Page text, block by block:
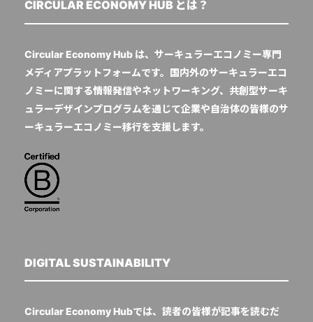
CIRCULAR ECONOMY HUB とは？
Circular Economy Hub は、サーキュラーエコノミー専門
メディアプラットフォームです。国内外のサーキュラーエコ
ノミーに関する情報発信やネットワーキング、共創型サーキ
ュラーデザインプログラムを通じて企業や自治体の皆様のサ
ーキュラーエコノミー移行を支援します。
DIGITAL SUSTAINABILITY
Circular Economy Hubでは、読者の皆様が記事を読むだ